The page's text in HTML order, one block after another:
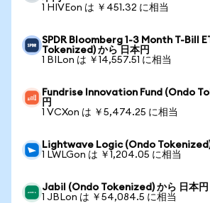
1 HIVEon は ￥451.32 に相当
SPDR Bloomberg 1-3 Month T-Bill
Tokenized) から 日本円
1 BILon は ￥14,557.51 に相当
Fundrise Innovation Fund (Ondo
円
1 VCXon は ￥5,474.25 に相当
Lightwave Logic (Ondo Tokenized)
1 LWLGon は ￥1,204.05 に相当
Jabil (Ondo Tokenized) から 日本円
1 JBLon は ￥54,084.5 に相当